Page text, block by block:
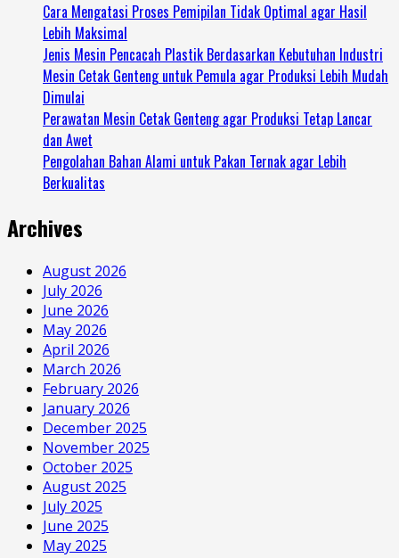
Cara Mengatasi Proses Pemipilan Tidak Optimal agar Hasil
Lebih Maksimal
Jenis Mesin Pencacah Plastik Berdasarkan Kebutuhan Industri
Mesin Cetak Genteng untuk Pemula agar Produksi Lebih Mudah
Dimulai
Perawatan Mesin Cetak Genteng agar Produksi Tetap Lancar
dan Awet
Pengolahan Bahan Alami untuk Pakan Ternak agar Lebih
Berkualitas
Archives
August 2026
July 2026
June 2026
May 2026
April 2026
March 2026
February 2026
January 2026
December 2025
November 2025
October 2025
August 2025
July 2025
June 2025
May 2025